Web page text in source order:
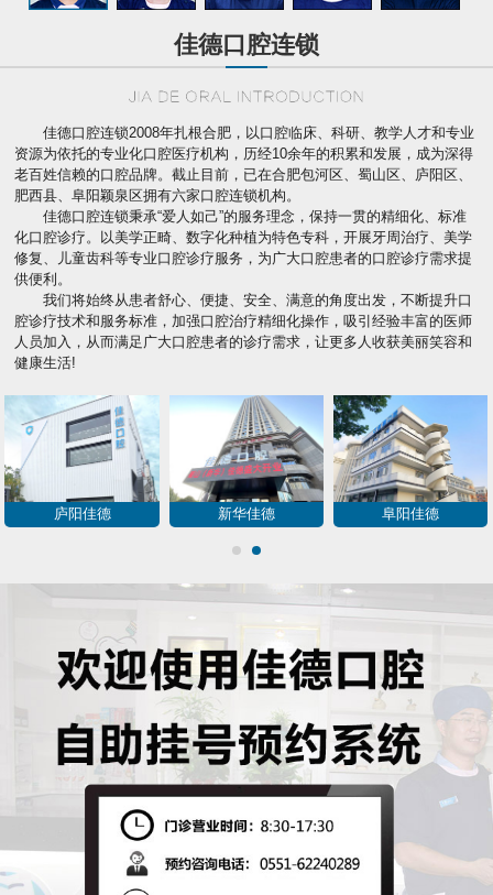
佳德口腔连锁
佳德口腔连锁2008年扎根合肥，以口腔临床、科研、教学人才和专业
资源为依托的专业化口腔医疗机构，历经10余年的积累和发展，成为深得
老百姓信赖的口腔品牌。截止目前，已在合肥包河区、蜀山区、庐阳区、
肥西县、阜阳颖泉区拥有六家口腔连锁机构。
佳德口腔连锁秉承“爱人如己”的服务理念，保持一贯的精细化、标准
化口腔诊疗。以美学正畸、数字化种植为特色专科，开展牙周治疗、美学
修复、儿童齿科等专业口腔诊疗服务，为广大口腔患者的口腔诊疗需求提
供便利。
我们将始终从患者舒心、便捷、安全、满意的角度出发，不断提升口
腔诊疗技术和服务标准，加强口腔治疗精细化操作，吸引经验丰富的医师
人员加入，从而满足广大口腔患者的诊疗需求，让更多人收获美丽笑容和
健康生活!
庐阳佳德 新华佳德 阜阳佳德